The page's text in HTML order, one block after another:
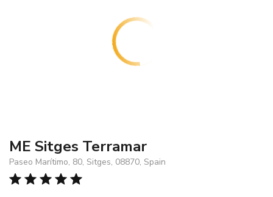
ME Sitges Terramar
Paseo Marítimo, 80, Sitges, 08870, Spain